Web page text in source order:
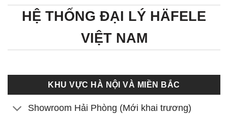
HỆ THỐNG ĐẠI LÝ HÄFELE
VIỆT NAM
KHU VỰC HÀ NỘI VÀ MIỀN BẮC
Showroom Hải Phòng (Mới khai trương)